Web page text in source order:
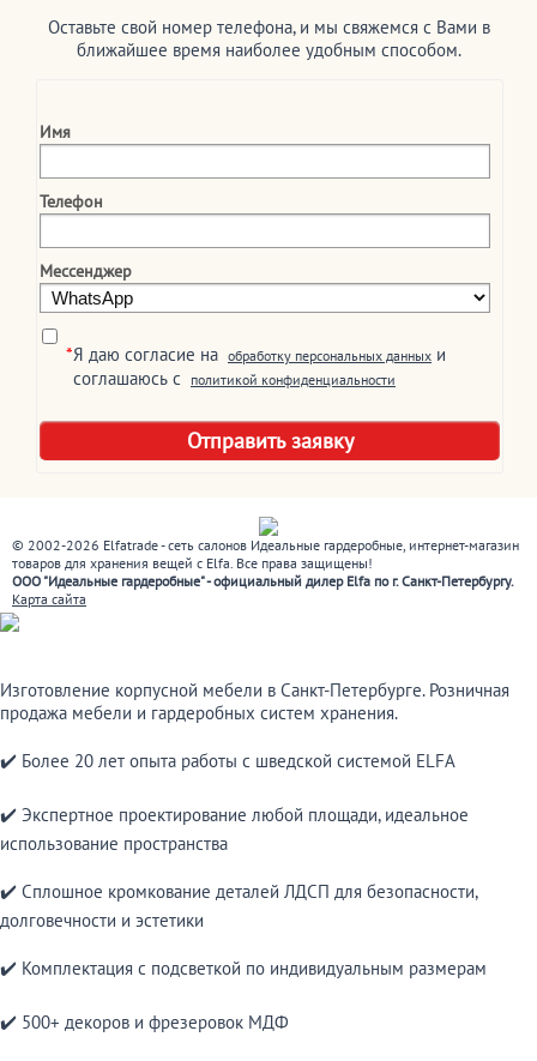
Оставьте свой номер телефона, и мы свяжемся с Вами в
ближайшее время наиболее удобным способом.
Имя
Телефон
Мессенджер
*Я даю согласие на обработку персональных данных и
соглашаюсь c
политикой конфиденциальности
© 2002-2026 Elfatrade - сеть салонов Идеальные гардеробные, интернет-магазин
товаров для хранения вещей с Elfa. Все права защищены!
ООО "Идеальные гардеробные" - официальный дилер Elfa по г. Санкт-Петербургу.
Карта сайта
Изготовление корпусной мебели в Санкт-Петербурге. Розничная
продажа мебели и гардеробных систем хранения.
✔️ Более 20 лет опыта работы с шведской системой ELFA
✔️ Экспертное проектирование любой площади, идеальное
использование пространства
✔️ Сплошное кромкование деталей ЛДСП для безопасности,
долговечности и эстетики
✔️ Комплектация с подсветкой по индивидуальным размерам
✔️ 500+ декоров и фрезеровок МДФ